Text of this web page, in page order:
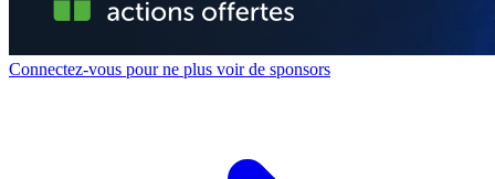
Connectez-vous pour ne plus voir de sponsors